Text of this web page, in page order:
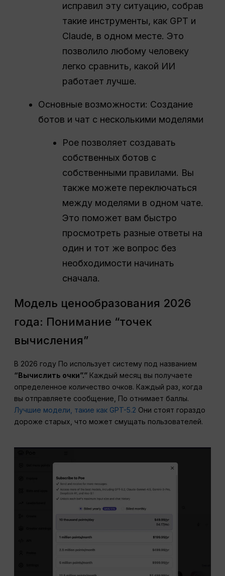
исправил эту ситуацию, собрав
такие инструменты, как GPT и
Claude, в одном месте. Это
позволило любому человеку
легко сравнить, какой ИИ
работает лучше.
Основные возможности: Создание
ботов и чат с несколькими моделями
Poe позволяет создавать
собственных ботов с
собственными правилами. Вы
также можете переключаться
между моделями в одном чате.
Это поможет вам быстро
просмотреть разные ответы на
один и тот же вопрос без
необходимости начинать
сначала.
Модель ценообразования 2026
года: Понимание “точек
вычисления”
В 2026 году По использует систему под названием
“Вычислить очки”.” Каждый месяц вы получаете
определенное количество очков. Каждый раз, когда
вы отправляете сообщение, По отнимает баллы.
Лучшие модели, такие как GPT-5.2 Они стоят гораздо
дороже старых, что может смущать пользователей.